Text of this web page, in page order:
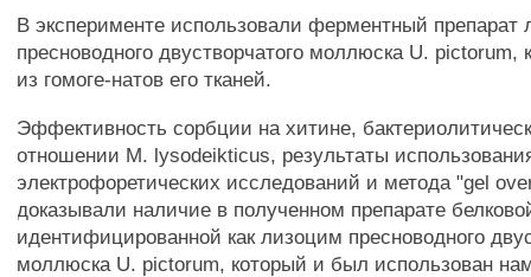
В эксперименте использовали ферментный препарат
пресноводного двустворчатого моллюска U. pictorum,
из гомоге-натов его тканей.
Эффективность сорбции на хитине,
отношении М. lysodeikticus, результаты
электрофоретических исследований и метода "gel
доказывали наличие в полученном препарате
идентифицированной как лизоцим пресноводного
моллюска U. pictorum, который и был использован